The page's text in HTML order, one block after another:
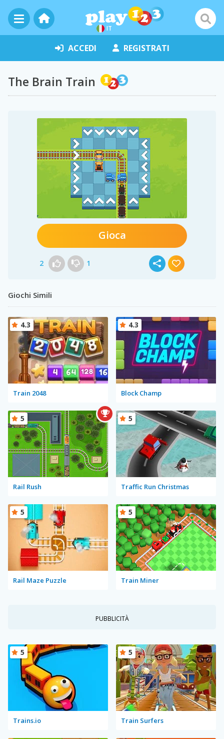
IT
ACCEDI REGISTRATI
The Brain Train
Gioca
2 1
Giochi Simili
Train 2048
4.3
Block Champ
4.3
Rail Rush
5
Traffic Run Christmas
5
Rail Maze Puzzle
5
Train Miner
5
PUBBLICITÀ
Trains.io
5
Train Surfers
5